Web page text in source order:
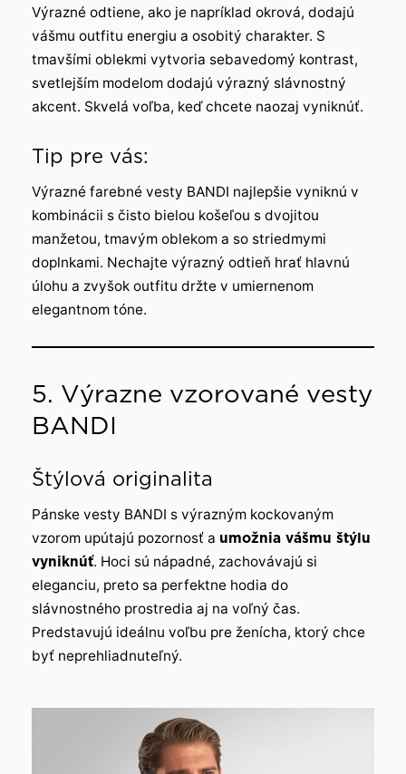
Výrazné odtiene, ako je napríklad okrová, dodajú
vášmu outfitu energiu a osobitý charakter. S
tmavšími oblekmi vytvoria sebavedomý kontrast,
svetlejším modelom dodajú výrazný slávnostný
akcent. Skvelá voľba, keď chcete naozaj vyniknúť.
Tip pre vás:
Výrazné farebné vesty BANDI najlepšie vyniknú v
kombinácii s čisto bielou košeľou s dvojitou
manžetou, tmavým oblekom a so striedmymi
doplnkami. Nechajte výrazný odtieň hrať hlavnú
úlohu a zvyšok outfitu držte v umiernenom
elegantnom tóne.
5. Výrazne vzorované vesty
BANDI
Štýlová originalita
Pánske vesty BANDI s výrazným kockovaným
vzorom upútajú pozornosť a umožnia vášmu štýlu
vyniknúť. Hoci sú nápadné, zachovávajú si
eleganciu, preto sa perfektne hodia do
slávnostného prostredia aj na voľný čas.
Predstavujú ideálnu voľbu pre ženícha, ktorý chce
byť neprehliadnuteľný.